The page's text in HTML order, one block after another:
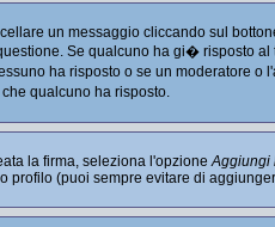
un messaggio cliccando sul
Se qualcuno ha gi� risposto al
ha risposto o se un moderatore o
qualcuno ha risposto.
la firma, seleziona l'opzioneAggiungi
profilo (puoi sempre evitare di